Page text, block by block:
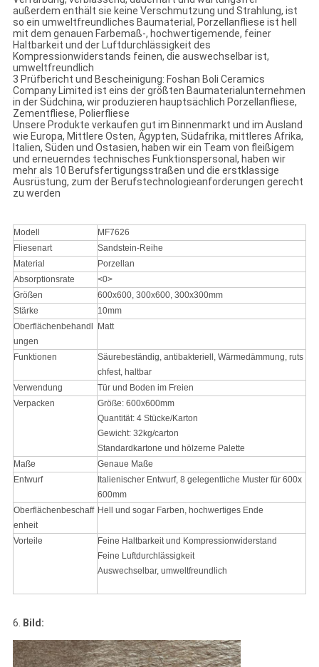
außerdem enthält sie keine Verschmutzung und Strahlung, ist
so ein umweltfreundliches Baumaterial, Porzellanfliese ist hell
mit dem genauen Farbemaß-, hochwertigemende, feiner
Haltbarkeit und der Luftdurchlässigkeit des
Kompressionwiderstands feinen, die auswechselbar ist,
umweltfreundlich
3 Prüfbericht und Bescheinigung: Foshan Boli Ceramics
Company Limited ist eins der größten Baumaterialunternehmen
in der Südchina, wir produzieren hauptsächlich Porzellanfliese,
Zementfliese, Polierfliese
Unsere Produkte verkaufen gut im Binnenmarkt und im Ausland
wie Europa, Mittlere Osten, Ägypten, Südafrika, mittleres Afrika,
Italien, Süden und Ostasien, haben wir ein Team von fleißigem
und erneuerndes technisches Funktionspersonal, haben wir
mehr als 10 Berufsfertigungsstraßen und die erstklassige
Ausrüstung, zum der Berufstechnologieanforderungen gerecht
zu werden
Modell
MF7626
Fliesenart
Sandstein-Reihe
Material
Porzellan
Absorptionsrate
<0>
Größen
600x600, 300x600, 300x300mm
Stärke
10mm
Oberflächenbehandl
ungen
Matt
Funktionen
Säurebeständig, antibakteriell, Wärmedämmung, ruts
chfest, haltbar
Verwendung
Tür und Boden im Freien
Verpacken
Größe: 600x600mm
Quantität: 4 Stücke/Karton
Gewicht: 32kg/carton
Standardkartone und hölzerne Palette
Maße
Genaue Maße
Entwurf
Italienischer Entwurf, 8 gelegentliche Muster für 600x
600mm
Oberflächenbeschaff
enheit
Hell und sogar Farben, hochwertiges Ende
Vorteile
Feine Haltbarkeit und Kompressionwiderstand
Feine Luftdurchlässigkeit
Auswechselbar, umweltfreundlich
6. Bild: